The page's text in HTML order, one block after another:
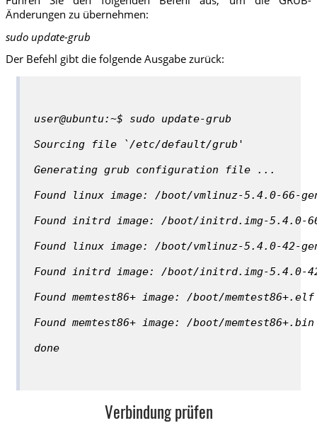
Änderungen zu übernehmen:
sudo update-grub
Der Befehl gibt die folgende Ausgabe zurück:
user@ubuntu:~$ sudo update-grub
Sourcing file `/etc/default/grub'
Generating grub configuration file ...
Found linux image: /boot/vmlinuz-5.4.0-66-
Found initrd image: /boot/initrd.img-5.4.0-
Found linux image: /boot/vmlinuz-5.4.0-42-
Found initrd image: /boot/initrd.img-5.4.0-
Found memtest86+ image: /boot/memtest86+.elf
Found memtest86+ image: /boot/memtest86+.bin
done
Verbindung prüfen